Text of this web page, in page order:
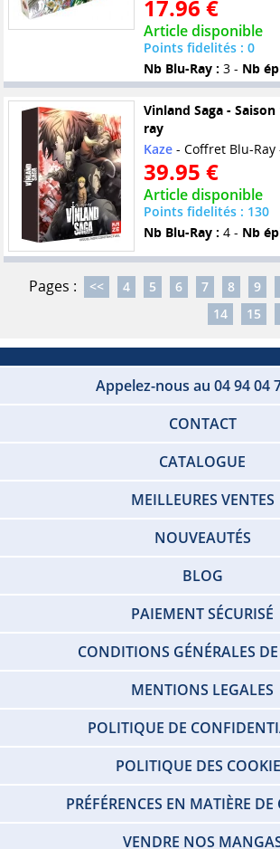
17.96 €
Article disponible
Points fidelités : 0
Nb Blu-Ray : 3 - Nb
Vinland Saga -
ray
Kaze- Coffret Blu-Ray
39.95 €
Article disponible
Points fidelités : 130
Nb Blu-Ray : 4 - Nb
Pages : << 4 5 6 7 8 9
14
15
Appelez-nous au 04 94 04
CONTACT
CATALOGUE
MEILLEURES VENTES
NOUVEAUTÉS
BLOG
PAIEMENT SÉCURISÉ
CONDITIONS GÉNÉRALES
MENTIONS LEGALES
POLITIQUE DE
POLITIQUE DES
PRÉFÉRENCES EN MATIÈRE DE
VENDRE NOS